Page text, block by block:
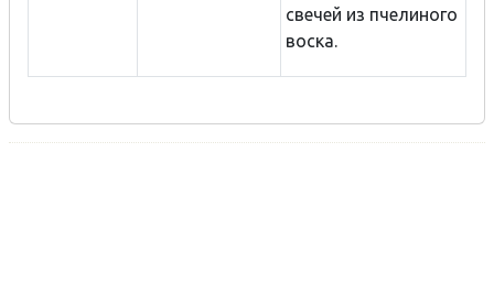
свечей из пчелиного
воска.